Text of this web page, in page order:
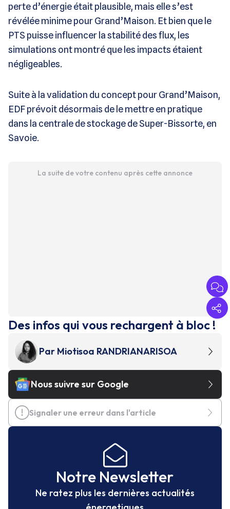
perte d’énergie était plausible, mais elle s’est
révélée minime pour Grand’Maison. Et bien que le
PTS puisse influencer la stabilité des flux, les
simulations ont montré que les impacts étaient
négligeables.
Suite à la validation du concept pour Grand’Maison,
EDF prévoit désormais de le mettre en pratique
dans la centrale de stockage de Super-Bissorte, en
Savoie.
La suite de votre contenu après cette annonce
Des infos qui vous rechargent à bloc !
Par Miotisoa RANDRIANARISOA
Nous suivre sur Google
Signaler une erreur dans l'article
Notre Newsletter
Ne ratez plus les dernières actualités